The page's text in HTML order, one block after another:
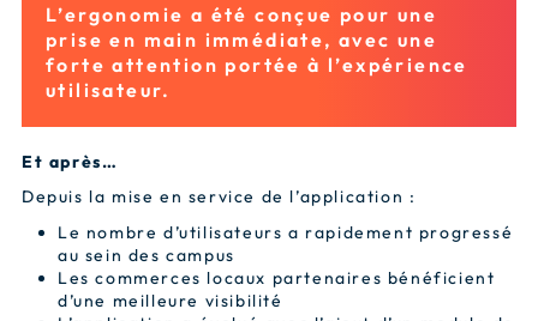
L’ergonomie a été conçue pour une
prise en main immédiate, avec une
forte attention portée à l’expérience
utilisateur.
Et après…
Depuis la mise en service de l’application :
Le nombre d’utilisateurs a rapidement progressé
au sein des campus
Les commerces locaux partenaires bénéficient
d’une meilleure visibilité